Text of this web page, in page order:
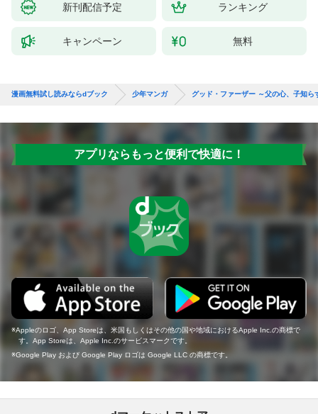
新刊配信予定 ランキング
キャンペーン 無料
漫画無料試し読みならdブック 少年マンガ グッド・ファーザー ～父の心、子知ら
アプリならもっと便利で快適に！
Appleのロゴ、App Storeは、米国もしくはその他の国や地域におけるApple Inc.の商標で
す。App Storeは、Apple Inc.のサービスマークです。
Google Play および Google Play ロゴは Google LLC の商標です。